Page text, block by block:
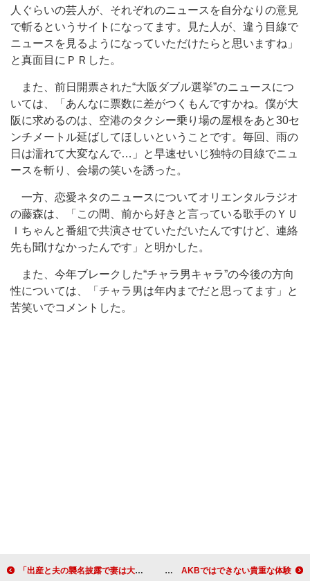
人ぐらいの芸人が、それぞれのニュースを自分なりの意見
で斬るというサイトになってます。見た人が、違う目線で
ニュースを見るようになっていただけたらと思いますね」
と真面目にＰＲした。
また、前日開票された“大阪ダブル選挙”のニュースにつ
いては、「あんなに票数に差がつくもんですかね。僕が大
阪に求めるのは、空港のタクシー乗り場の屋根をあと30セ
ンチメートル延ばしてほしいということです。毎回、雨の
日は濡れて大変なんで…」と早速せいじ独特の目線でニュ
ースを斬り、会場の笑いを誘った。
一方、恋愛ネタのニュースについてオリエンタルラジオ
の藤森は、「この間、前から好きと言っている歌手のＹＵ
Ｉちゃんと番組で共演させていただいたんですけど、連絡
先も聞けなかったんです」と明かした。
また、今年ブレークした“チャラ男キャラ”の今後の方向
性については、「チャラ男は年内までだと思ってます」と
苦笑いでコメントした。
「出産と夫の襲名披露で妻は大変」と勘太郎 謙虚な気持ちと向上心を忘れない Watanabe Girls集合で存在感見せた柏木 AKBではできない貴重な体験